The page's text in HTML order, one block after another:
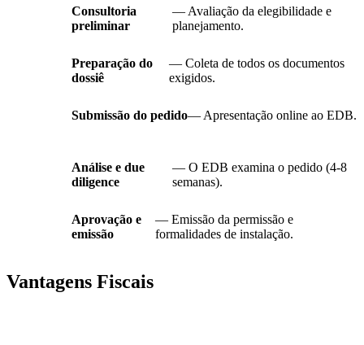
Consultoria
preliminar
— Avaliação da elegibilidade e
planejamento.
Preparação do
dossiê
— Coleta de todos os documentos
exigidos.
Submissão do pedido— Apresentação online ao EDB.
Análise e due
diligence
— O EDB examina o pedido (4-8
semanas).
Aprovação e
emissão
— Emissão da permissão e
formalidades de instalação.
Vantagens Fiscais